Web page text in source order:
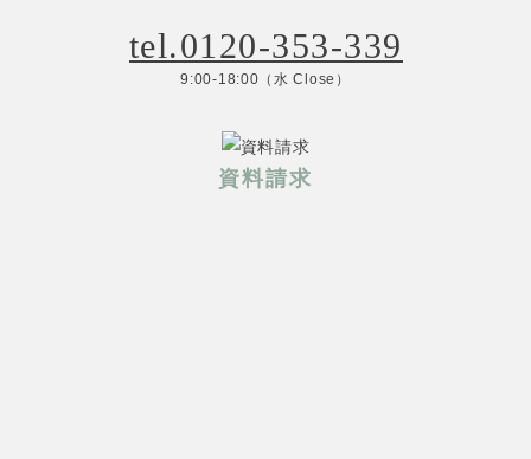
tel.0120-353-339
9:00-18:00（水 Close）
資料請求